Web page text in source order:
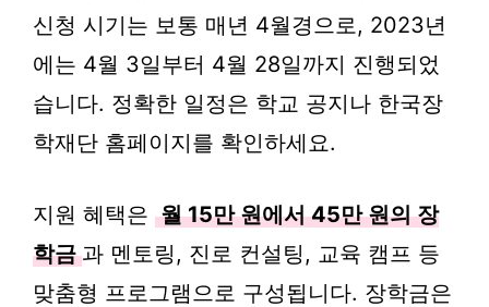
신청 시기는 보통 매년 4월경으로, 2023년
에는 4월 3일부터 4월 28일까지 진행되었
습니다. 정확한 일정은 학교 공지나 한국장
학재단 홈페이지를 확인하세요.
지원 혜택은 월 15만 원에서 45만 원의 장
학금 과 멘토링, 진로 컨설팅, 교육 캠프 등
맞춤형 프로그램으로 구성됩니다. 장학금은